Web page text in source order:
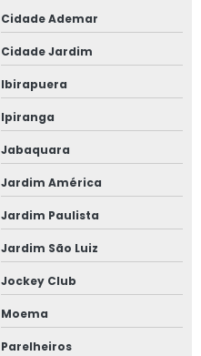
Cidade Ademar
Cidade Jardim
Ibirapuera
Ipiranga
Jabaquara
Jardim América
Jardim Paulista
Jardim São Luiz
Jockey Club
Moema
Parelheiros